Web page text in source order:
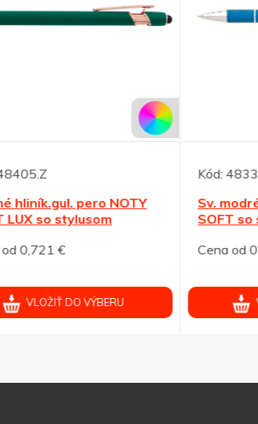
Sv. modré hliník. GP NOTY
SOFT so stylusom
VLOŽIŤ DO VÝBERU